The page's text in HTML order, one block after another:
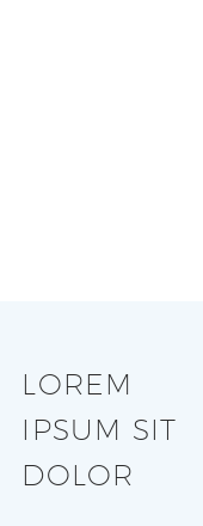
LOREM
IPSUM SIT
DOLOR